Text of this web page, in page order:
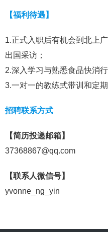
【福利待遇】
1.正式入职后有机会到北上
出国采访；
2.深入学习与熟悉食品快消
3.一对一的教练式带训和定期
招聘联系方式
【简历投递邮箱】
37368867@qq.com
【联系人微信号】
yvonne_ng_yin